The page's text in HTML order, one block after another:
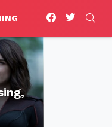
facebooktwitter